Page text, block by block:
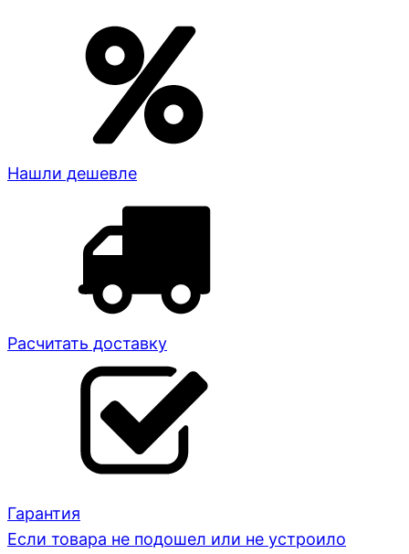
Нашли дешевле
Расчитать доставку
Гарантия
Если товара не подошел или не устроило